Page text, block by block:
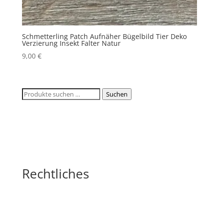
Schmetterling Patch Aufnäher Bügelbild Tier Deko
Verzierung Insekt Falter Natur
9,00 €
Suchen
Suchen
Rechtliches